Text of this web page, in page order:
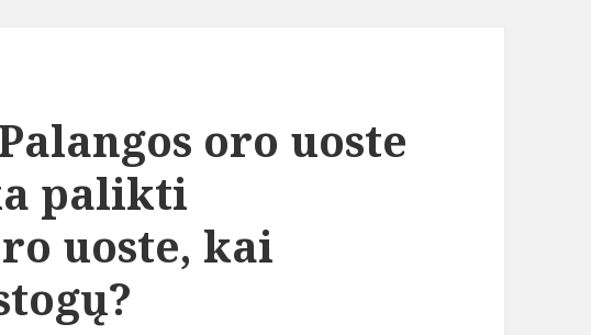
oro uoste
palikti
uoste, kai